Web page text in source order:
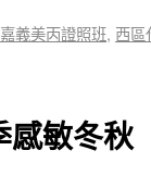
嘉義美丙證照班, 西區
敏冬秋